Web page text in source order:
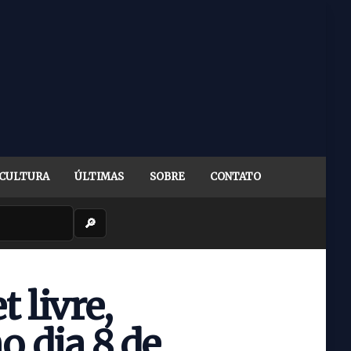
ÚLTIMAS SOBRE CONTATO
🔎
livre,